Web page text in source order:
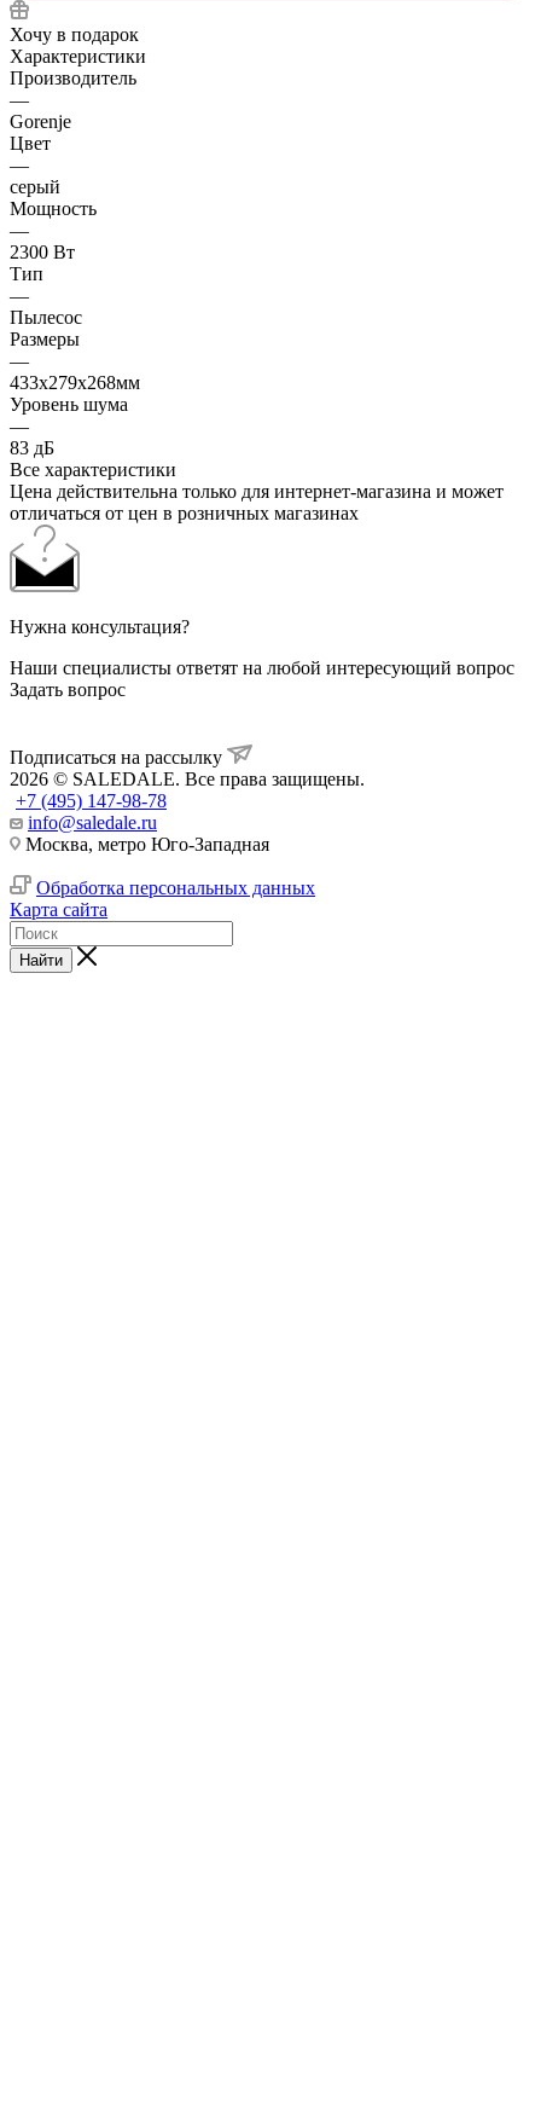
Хочу в подарок
Характеристики
Производитель
—
Gorenje
Цвет
—
серый
Мощность
—
2300 Вт
Тип
—
Пылесос
Размеры
—
433x279x268мм
Уровень шума
—
83 дБ
Все характеристики
Цена действительна только для интернет-магазина и может
отличаться от цен в розничных магазинах
Нужна консультация?
Наши специалисты ответят на любой интересующий вопрос
Задать вопрос
Подписаться на рассылку
2026 © SALEDALE. Все права защищены.
+7 (495) 147-98-78
info@saledale.ru
Москва, метро Юго-Западная
Обработка персональных данных
Карта сайта
Найти